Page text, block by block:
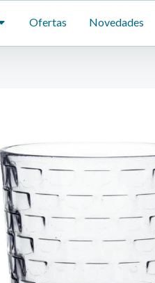
ABRIR CATEGORÍAS
Ofertas Novedades